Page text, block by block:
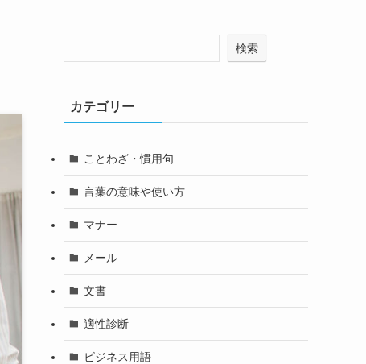
検索
カテゴリー
ことわざ・慣用句
言葉の意味や使い方
マナー
メール
文書
適性診断
ビジネス用語